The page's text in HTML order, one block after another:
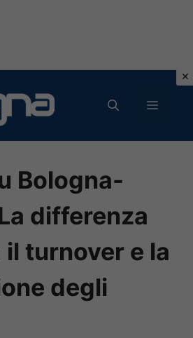
MENU
Bologna-
differenza
il turnover e la
degli